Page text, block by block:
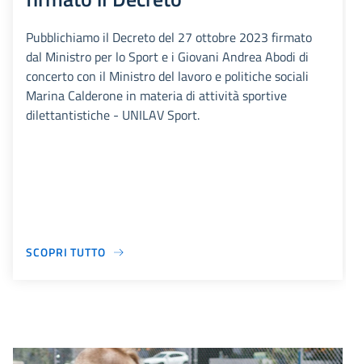
Pubblichiamo il Decreto del 27 ottobre 2023 firmato
dal Ministro per lo Sport e i Giovani Andrea Abodi di
concerto con il Ministro del lavoro e politiche sociali
Marina Calderone in materia di attività sportive
dilettantistiche - UNILAV Sport.
SCOPRI TUTTO